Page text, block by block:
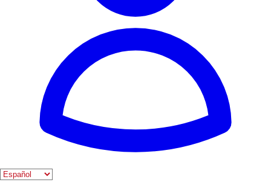
Mejor época
La mejor época para visitar Bermeo es durante los meses de verano,
cuando el clima es cálido y las festividades locales están en pleno
apogeo. Sin embargo, la primavera también ofrece un ambiente
agradable y menos multitudes.
Dónde vivirlo